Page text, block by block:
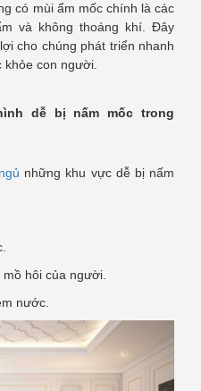
có mùi ẩm mốc chính là các
và không thoáng khí. Đây
cho chúng phát triển nhanh
khỏe con người.
dễ bị nấm mốc trong
những khu vực dễ bị nấm
hôi của người.
nước.